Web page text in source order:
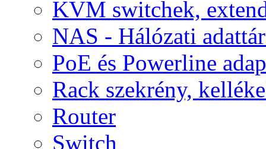
KVM switchek,
NAS - Hálózati
PoE és Powerline
Rack szekrény,
Router
Switch